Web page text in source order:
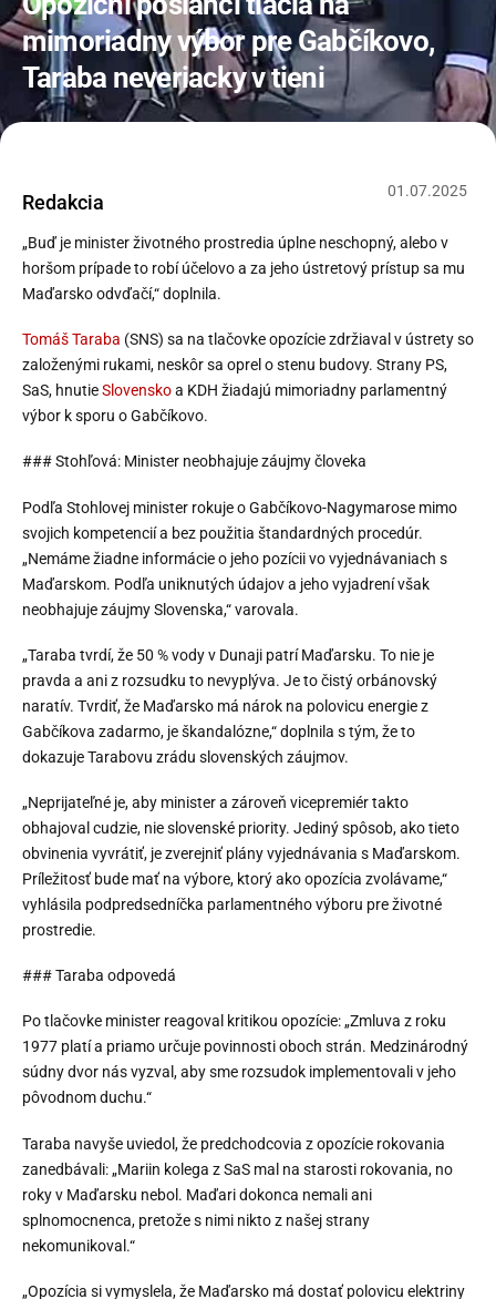
mimoriadny výbor pre Gabčíkovo,
Taraba neveriacky v tieni
Redakcia 01 .07.2025
„Buď je minister životného prostredia úplne neschopný, alebo v
horšom prípade to robí účelovo a za jeho ústretový prístup sa mu
Maďarsko odvďačí,“ doplnila.
Tomáš Taraba (SNS) sa na tlačovke opozície zdržiaval v ústrety so
založenými rukami, neskôr sa oprel o stenu budovy. Strany PS,
SaS, hnutieSlovenskoa KDH žiadajú mimoriadny parlamentný
výbor k sporu o Gabčíkovo.
### Stohľová: Minister neobhajuje záujmy človeka
Podľa Stohlovej minister rokuje o Gabčíkovo-Nagymarose mimo
svojich kompetencií a bez použitia štandardných procedúr.
„Nemáme žiadne informácie o jeho pozícii vo vyjednávaniach s
Maďarskom. Podľa uniknutých údajov a jeho vyjadrení však
neobhajuje záujmy Slovenska,“ varovala.
„Taraba tvrdí, že 50 % vody v Dunaji patrí Maďarsku. To nie je
pravda a ani z rozsudku to nevyplýva. Je to čistý orbánovský
naratív. Tvrdiť, že Maďarsko má nárok na polovicu energie z
Gabčíkova zadarmo, je škandalózne,“ doplnila s tým, že to
dokazuje Tarabovu zrádu slovenských záujmov.
„Neprijateľné je, aby minister a zároveň vicepremiér takto
obhajoval cudzie, nie slovenské priority. Jediný spôsob, ako tieto
obvinenia vyvrátiť, je zverejniť plány vyjednávania s Maďarskom.
Príležitosť bude mať na výbore, ktorý ako opozícia zvolávame,“
vyhlásila podpredsedníčka parlamentného výboru pre životné
prostredie.
### Taraba odpovedá
Po tlačovke minister reagoval kritikou opozície: „Zmluva z roku
1977 platí a priamo určuje povinnosti oboch strán. Medzinárodný
súdny dvor nás vyzval, aby sme rozsudok implementovali v jeho
pôvodnom duchu.“
Taraba navyše uviedol, že predchodcovia z opozície rokovania
zanedbávali: „Mariin kolega z SaS mal na starosti rokovania, no
roky v Maďarsku nebol. Maďari dokonca nemali ani
splnomocnenca, pretože s nimi nikto z našej strany
nekomunikoval.“
„Opozícia si vymyslela, že Maďarsko má dostať polovicu elektriny